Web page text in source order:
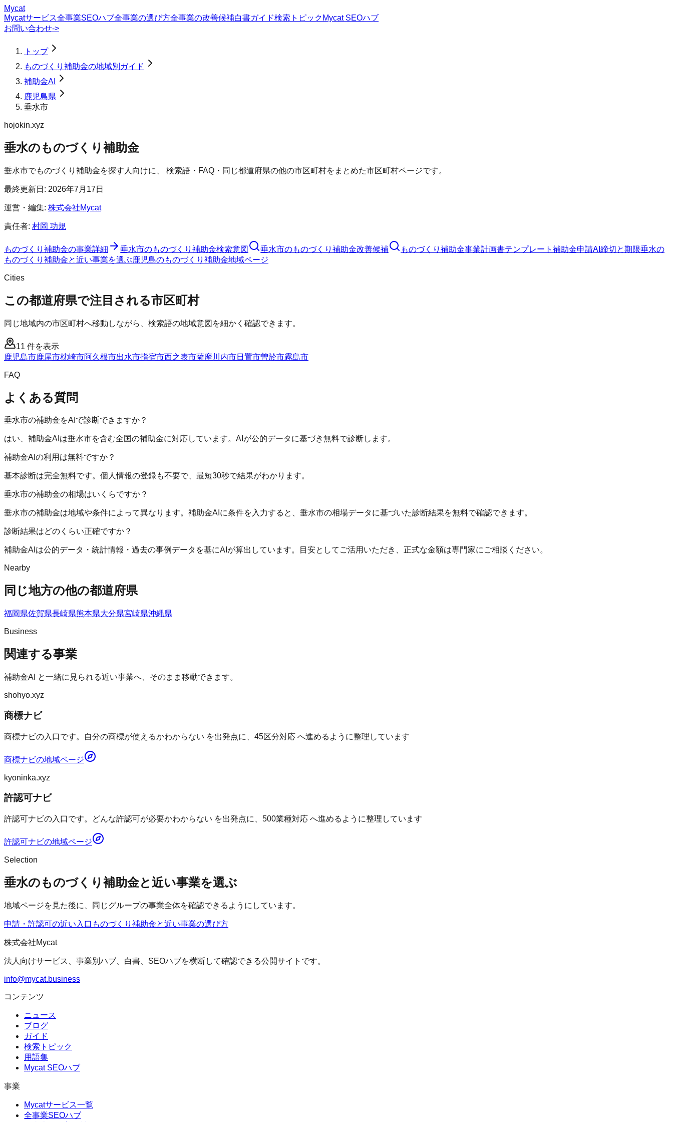
Mycat
Mycatサービス全事業SEOハブ全事業の選び方全事業の改善候補白書ガイド検索トピック Mycat SEOハブ
お問い合わせ->
トップ
ものづくり補助金の地域別ガイド
補助金AI
鹿児島県
垂水市
hojokin.xyz
垂水のものづくり補助金
垂水市でものづくり補助金を探す人向けに、 検索語・FAQ・同じ都道府県の他の市区町村をまとめた市区町村ページです。
最終更新日: 2026年7月17日
運営・編集: 株式会社Mycat
責任者: 村岡 功規
ものづくり補助金の事業詳細 垂水市のものづくり補助金検索意図 垂水市のものづくり補助金改善候補 ものづくり補助金事業計画書テンプレート 補助金申請AI 締切と期限垂水の
ものづくり補助金と近い事業を選ぶ鹿児島のものづくり補助金地域ページ
Cities
この都道府県で注目される市区町村
同じ地域内の市区町村へ移動しながら、検索語の地域意図を細かく確認できます。
11 件を表示
鹿児島市鹿屋市枕崎市阿久根市出水市指宿市西之表市薩摩川内市日置市曽於市霧島市
FAQ
よくある質問
垂水市の補助金をAIで診断できますか？
はい、補助金AIは垂水市を含む全国の補助金に対応しています。AIが公的データに基づき無料で診断します。
補助金AIの利用は無料ですか？
基本診断は完全無料です。個人情報の登録も不要で、最短30秒で結果がわかります。
垂水市の補助金の相場はいくらですか？
垂水市の補助金は地域や条件によって異なります。補助金AIに条件を入力すると、垂水市の相場データに基づいた診断結果を無料で確認できます。
診断結果はどのくらい正確ですか？
補助金AIは公的データ・統計情報・過去の事例データを基にAIが算出しています。目安としてご活用いただき、正式な金額は専門家にご相談ください。
Nearby
同じ地方の他の都道府県
福岡県佐賀県長崎県熊本県大分県宮崎県沖縄県
Business
関連する事業
補助金AI と一緒に見られる近い事業へ、そのまま移動できます。
shohyo.xyz
商標ナビ
商標ナビの入口です。自分の商標が使えるかわからない を出発点に、45区分対応 へ進めるように整理しています
商標ナビの地域ページ
kyoninka.xyz
許認可ナビ
許認可ナビの入口です。どんな許認可が必要かわからない を出発点に、500業種対応 へ進めるように整理しています
許認可ナビの地域ページ
Selection
垂水のものづくり補助金と近い事業を選ぶ
地域ページを見た後に、同じグループの事業全体を確認できるようにしています。
申請・許認可の近い入口 ものづくり補助金と近い事業の選び方
株式会社Mycat
法人向けサービス、事業別ハブ、白書、SEOハブを横断して確認できる公開サイトです。
info@mycat.business
コンテンツ
ニュース
ブログ
ガイド
検索トピック
用語集
Mycat SEOハブ
事業
Mycatサービス一覧
全事業SEOハブ